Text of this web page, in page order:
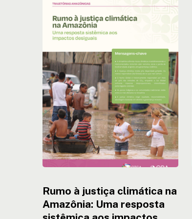
Rumo
justiça
climática
Amazônia:
Uma
resposta
sistêmica
aos
impactos
desiguais
Rumo à justiça climática na
Amazônia: Uma resposta